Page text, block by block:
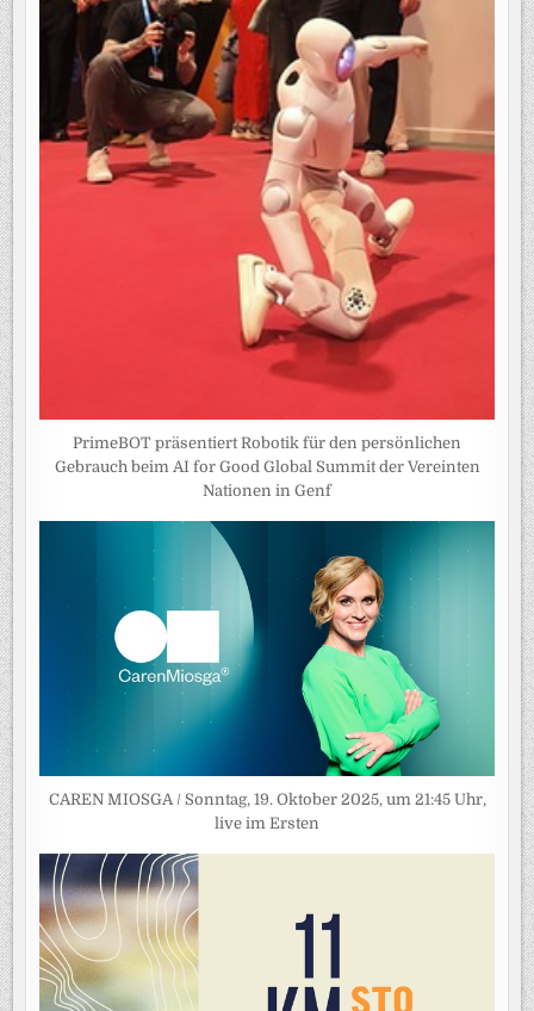
PrimeBOT präsentiert Robotik für den persönlichen
Gebrauch beim AI for Good Global Summit der Vereinten
Nationen in Genf
CAREN MIOSGA / Sonntag, 19. Oktober 2025, um 21:45 Uhr,
live im Ersten